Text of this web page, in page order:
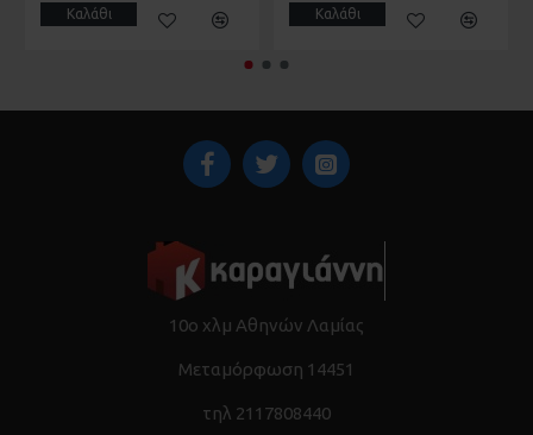
Καλάθι Καλάθι
10ο χλμ Αθηνών Λαμίας
Μεταμόρφωση 14451
τηλ 2117808440